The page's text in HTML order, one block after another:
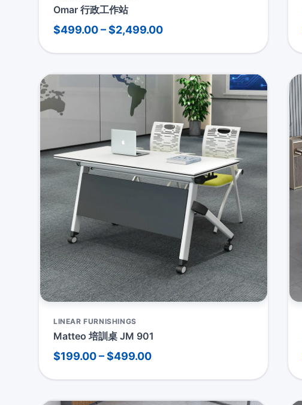
Omar 行政工作站
$499.00 – $2,499.00
LINEAR FURNISHINGS
Matteo 培訓桌 JM 901
$199.00 – $499.00